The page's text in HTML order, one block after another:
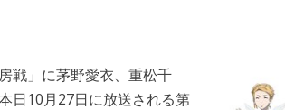
戦」に茅野愛衣、重松千
日10月27日に放送される第